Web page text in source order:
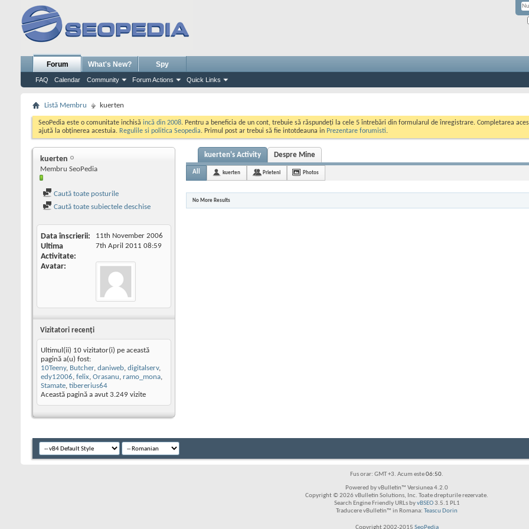
Forum
FAQ Calendar Community Forum Actions Quick Links
What's New? Spy
Listă Membru kuerten
SeoPedia este o comunitate inchisă incă din 2008. Pentru a beneficia de un cont, trebuie să răspundeți la cele 5 întrebări din formularul de înregistrare. Completarea
ajută la obținerea acestuia. Regulile si politica Seopedia. Primul post ar trebui să fie intotdeauna in Prezentare forumisti.
kuerten
Membru SeoPedia
Caută toate posturile
Caută toate subiectele deschise
Data înscrierii 11th November 2006
Ultima
Activitate
7th April 2011 08:59
Avatar
Vizitatori recenţi
Ultimul(ii) 10 vizitator(i) pe această
pagină a(u) fost:
10Teeny, Butcher, daniweb, digitalserv,
edy12006, felix, Orasanu, ramo_mona,
Stamate, tibererius64
Această pagină a avut 3.249 vizite
kuerten's Activity Despre Mine
All kuerten Prieteni Photos
No More Results
Fus orar: GMT +3. Acum este06:50.
Powered by vBulletin™ Versiunea 4.2.0
Copyright © 2026 vBulletin Solutions, Inc. Toate drepturile rezervate.
Search Engine Friendly URLs byvBSEO3.5.1 PL1
Traducere vBulletin™ in Romana: Teascu Dorin
Copyright 2002-2015 SeoPedia